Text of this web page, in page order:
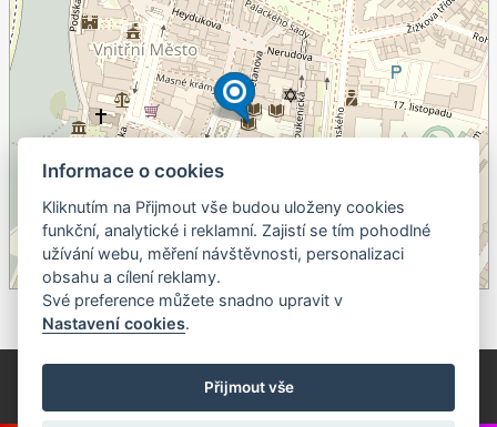
©OpenStreetMapcontributors.
© Píseckem / Kalendárium (Změna programu vyhrazena!)
(Cookies)
© 2018 - 2026 Realizace a správa webu:
Informace o cookies
Kliknutím na Přijmout vše budou uloženy cookies
funkční, analytické i reklamní. Zajistí se tím pohodlné
užívání webu, měření návštěvnosti, personalizaci
obsahu a cílení reklamy.
Své preference můžete snadno upravit v
Nastavení cookies.
Přijmout vše